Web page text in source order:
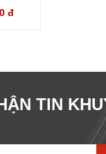
đ
TIN